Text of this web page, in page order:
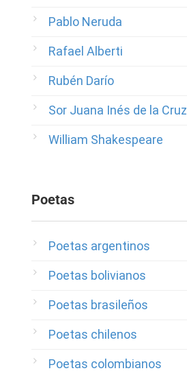
Pablo Neruda
Rafael Alberti
Rubén Darío
Sor Juana Inés de la Cruz
William Shakespeare
Poetas
Poetas argentinos
Poetas bolivianos
Poetas brasileños
Poetas chilenos
Poetas colombianos